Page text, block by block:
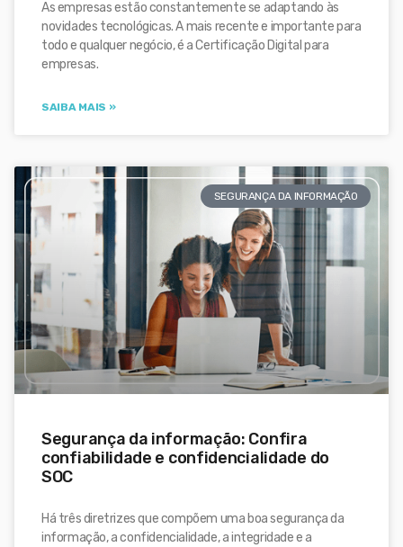
As empresas estão constantemente se adaptando às
novidades tecnológicas. A mais recente e importante para
todo e qualquer negócio, é a Certificação Digital para
empresas.
SAIBA MAIS »
SEGURANÇA DA INFORMAÇÃO
Segurança da informação: Confira
confiabilidade e confidencialidade do
SOC
Há três diretrizes que compõem uma boa segurança da
informação, a confidencialidade, a integridade e a